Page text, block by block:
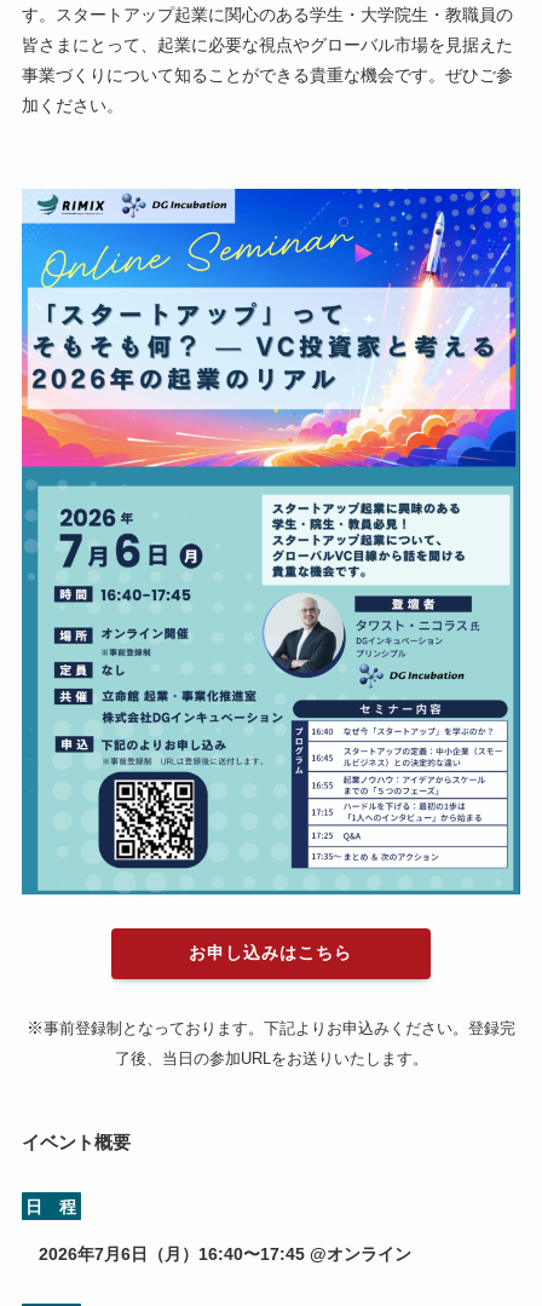
す。スタートアップ起業に関心のある学生・大学院生・教職員の
皆さまにとって、起業に必要な視点やグローバル市場を見据えた
事業づくりについて知ることができる貴重な機会です。ぜひご参
加ください。
お申し込みはこちら
※事前登録制となっております。下記よりお申込みください。登録完
了後、当日の参加URLをお送りいたします。
イベント概要
日 程
2026年7月6日（月）16:40〜17:45 @オンライン